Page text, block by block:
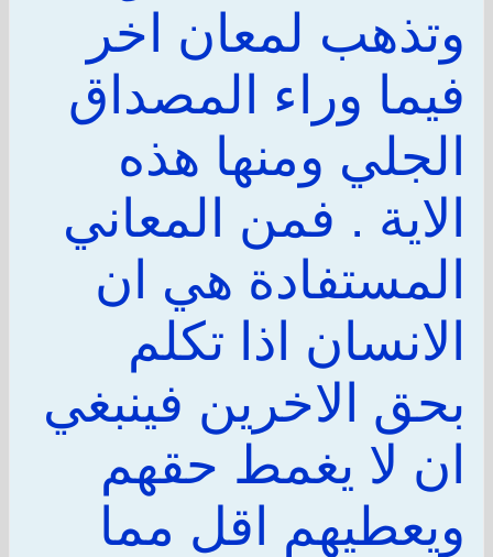
وتذهب لمعان اخر
فيما وراء المصداق
الجلي ومنها هذه
الاية . فمن المعاني
المستفادة هي ان
الانسان اذا تكلم
بحق الاخرين فينبغي
ان لا يغمط حقهم
ويعطيهم اقل مما